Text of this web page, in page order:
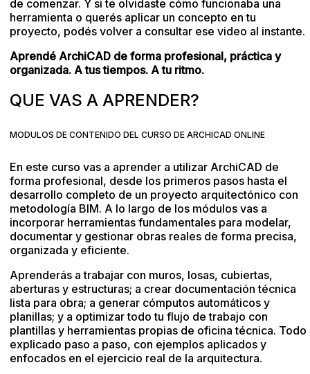
de comenzar. Y si te olvidaste cómo funcionaba una
herramienta o querés aplicar un concepto en tu
proyecto, podés volver a consultar ese video al instante.
Aprendé ArchiCAD de forma profesional, práctica y
organizada. A tus tiempos. A tu ritmo.
QUE VAS A APRENDER?
MODULOS DE CONTENIDO DEL CURSO DE ARCHICAD ONLINE
En este curso vas a aprender a utilizar ArchiCAD de
forma profesional, desde los primeros pasos hasta el
desarrollo completo de un proyecto arquitectónico con
metodología BIM. A lo largo de los módulos vas a
incorporar herramientas fundamentales para modelar,
documentar y gestionar obras reales de forma precisa,
organizada y eficiente.
Aprenderás a trabajar con muros, losas, cubiertas,
aberturas y estructuras; a crear documentación técnica
lista para obra; a generar cómputos automáticos y
planillas; y a optimizar todo tu flujo de trabajo con
plantillas y herramientas propias de oficina técnica. Todo
explicado paso a paso, con ejemplos aplicados y
enfocados en el ejercicio real de la arquitectura.